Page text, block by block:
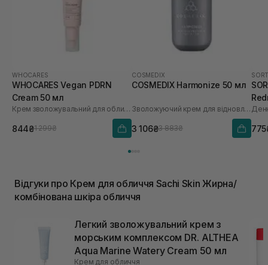
WHOCARES
WHOCARES Vegan PDRN
Cream 50 мл
Крем зволожувальний для обличчя із веганськими полінуклеотидами
844₴1 299₴
COSMEDIX
COSMEDIX Harmonize 50 мл
Зволожуючий крем для відновлення мікробіома
3 106₴3 883₴
30
Відгуки про Крем для обличчя Sachi Skin Жирна/
комбінована шкіра обличчя
Легкий зволожувальний крем з
морським комплексом DR. ALTHEA
Aqua Marine Watery Cream 50 мл
Крем для обличчя